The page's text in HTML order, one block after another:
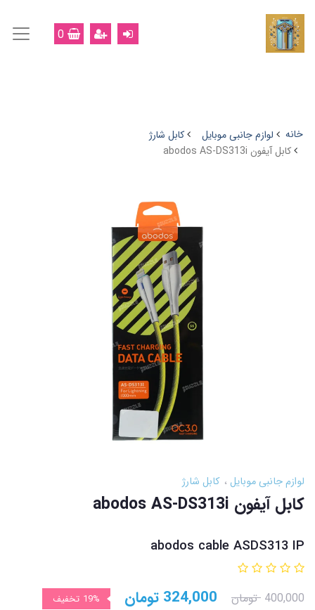
0
خانه لوازم جانبی موبایل
کابل شارژ
کابل آیفون abodos AS-DS313i
لوازم جانبی موبایل کابل شارژ
کابل آیفون abodos AS-DS313i
abodos cable ASDS313 IP
400,000 تومان 324,000 تومان 19% تخفیف